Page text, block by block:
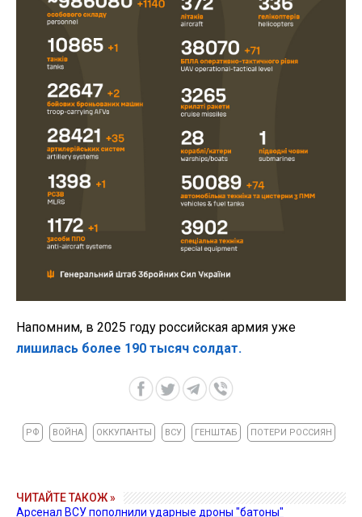
Напомним, в 2025 году российская армия уже
лишилась более 190 тысяч солдат.
РФ ВОЙНА ОККУПАНТЫ ВСУ ГЕНШТАБ ПОТЕРИ РОССИЯН
ЧИТАЙТЕ ТАКОЖ »
Арсенал ВСУ пополнили ударные дроны "батоны"